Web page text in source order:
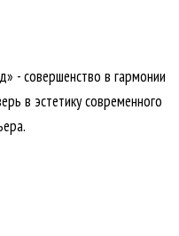
- совершенство в гармонии
в эстетику современного